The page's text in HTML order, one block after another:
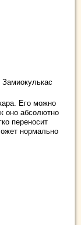
Его можно
оно абсолютно
переносит
нормально